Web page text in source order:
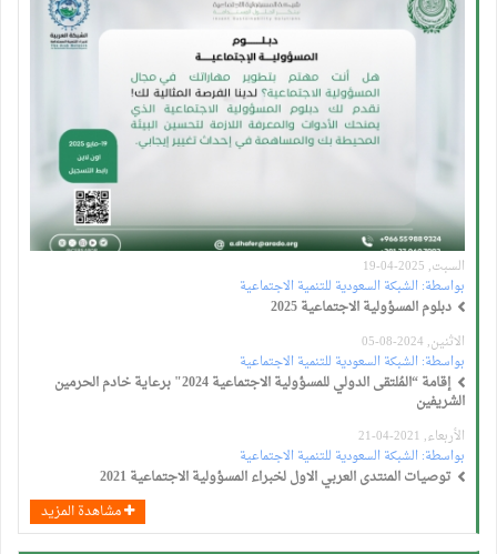
السبت, 2025-04-19
بواسطة:الشبكة السعودية للتنمية الاجتماعية
دبلوم المسؤولية الاجتماعية 2025
الاثنين, 2024-08-05
بواسطة:الشبكة السعودية للتنمية الاجتماعية
إقامة “المُلتقى الدولي للمسؤولية الاجتماعية 2024" برعاية خادم الحرمين
الشريفين
الأربعاء, 2021-04-21
بواسطة:الشبكة السعودية للتنمية الاجتماعية
توصيات المنتدى العربي الاول لخبراء المسؤولية الاجتماعية 2021
مشاهدة المزيد